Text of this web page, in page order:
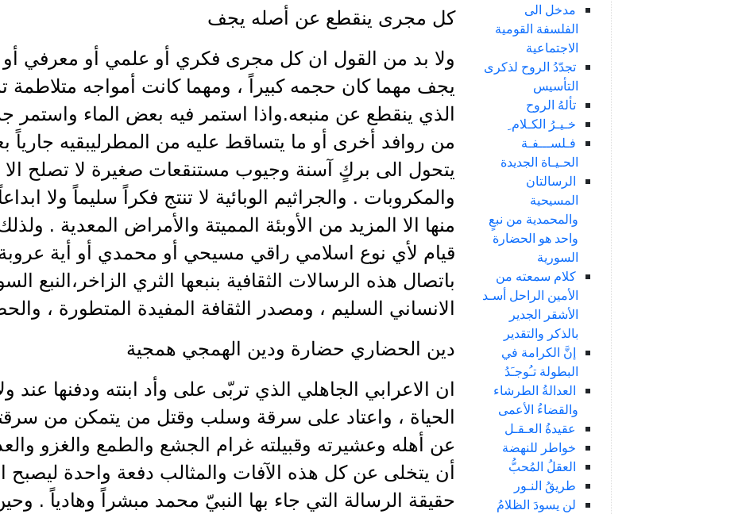
مدخل الى
الفلسفة القومية
الاجتماعية
تجدّدُ الروح لذكرى
التأسيس
تألهُ الروح
خـيـرُ الكـلام ِ
فـلســـفـة
الحـيـاة الجديدة
الرسالتان
المسيحية
والمحمدية من نبعٍ
واحد هو الحضارة
السورية
كلام سمعته من
الأمين الراحل أسـد
الأشقر الجدير
بالذكر والتقدير
إنَّ الكرامة في
البطولة تـُوجـَدُ
العدالةُ الطرشاء
والقضاءُ الأعمى
عقيدةُ العـقـل
خواطر للنهضة
العقلُ المُحبُّ
طريقُ النـور
لن يسودَ الظلامُ
كل مجرى ينقطع عن أصله يجف
ولا بد من القول ان كل مجرى فكري أو علمي أو معرفي
يجف مهما كان حجمه كبيراً ، ومهما كانت أمواجه متلاطمة
الذي ينقطع عن منبعه.واذا استمر فيه بعض الماء واستمر
من روافد أخرى أو ما يتساقط عليه من المطرليبقيه
يتحول الى بركٍ آسنة وجيوب مستنقعات صغيرة لا تصلح الا
والمكروبات . والجراثيم الوبائية لا تنتج فكراً سليماً ولا
منها الا المزيد من الأوبئة المميتة والأمراض المعدية .
قيام لأي نوع اسلامي راقي مسيحي أو محمدي أو أية عروبة
باتصال هذه الرسالات الثقافية بنبعها الثري الزاخر،النبع
الانساني السليم ، ومصدر الثقافة المفيدة المتطورة ،
دين الحضاري حضارة ودين الهمجي همجية
ان الاعرابي الجاهلي الذي تربّى على وأد ابنته ودفنها عند
الحياة ، واعتاد على سرقة وسلب وقتل من يتمكن من
عن أهله وعشيرته وقبيلته غرام الجشع والطمع والغزو
أن يتخلى عن كل هذه الآفات والمثالب دفعة واحدة ليصبح
حقيقة الرسالة التي جاء بها النبيّ محمد مبشراً وهادياً .